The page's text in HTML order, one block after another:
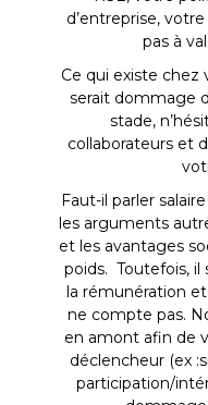
d’entreprise,
pas à
Ce qui existe chez
serait dommage
stade,
collaborateurs et
Faut-il parler
les arguments
et les avantages
poids. Toutefois, il
la rémunération
ne compte pas.
en amont afin de
déclencheur (ex
participation/